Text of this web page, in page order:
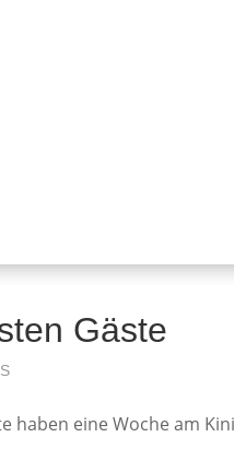
Gäste
haben eine Woche am